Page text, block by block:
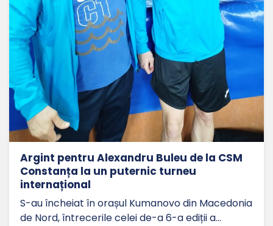
Argint pentru Alexandru Buleu de la CSM
Constanța la un puternic turneu
internațional
S-au încheiat în orașul Kumanovo din Macedonia
de Nord, întrecerile celei de-a 6-a ediții a…